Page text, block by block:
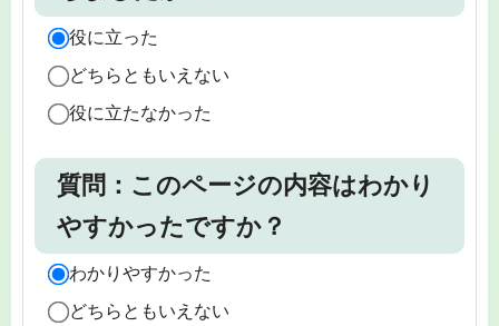
役に立った
どちらともいえない
役に立たなかった
質問：このページの内容はわかり
やすかったですか？
わかりやすかった
どちらともいえない